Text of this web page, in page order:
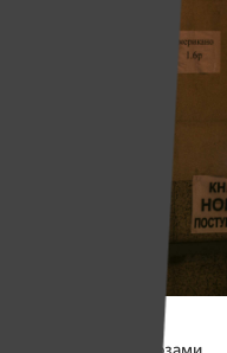
от своих